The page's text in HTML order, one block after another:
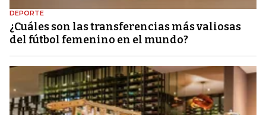
DEPORTE
¿Cuáles son las transferencias más valiosas
del fútbol femenino en el mundo?